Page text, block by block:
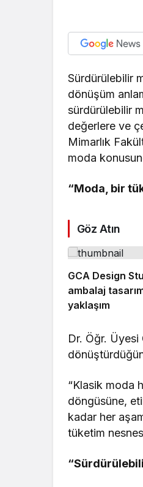
Sürdürülebilir
dönüşüm
sürdürülebilir
değerlere ve
Mimarlık
moda
“Moda, bir
Göz Atın
GCA Design
ambalaj
yaklaşım
Dr. Öğr. Üyesi
“Klasik moda
döngüsüne,
kadar her
tüketim